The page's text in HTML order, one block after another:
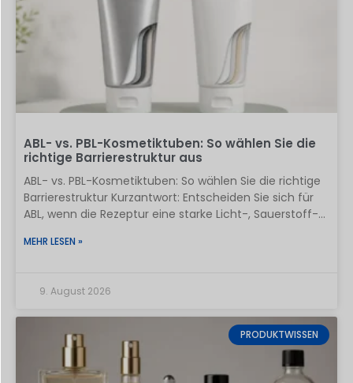
ABL- vs. PBL-Kosmetiktuben: So wählen Sie die
richtige Barrierestruktur aus
ABL- vs. PBL-Kosmetiktuben: So wählen Sie die richtige
Barrierestruktur Kurzantwort: Entscheiden Sie sich für
ABL, wenn die Rezeptur eine starke Licht-, Sauerstoff-
Metallschicht akzeptabel ist. Entscheiden Sie sich für
Struktur benötigt, die besser in den PE-
Recyclingkreislauf integriert werden kann. Keines der
beiden Materialien sollte allein anhand eines
Datenblatts zugelassen werden: Die befüllte Tube, der
Tubenschulterbereich, der Verschluss, die Dekoration
und die Endversiegelung müssen gemeinsam
MEHR LESEN »
9. August 2026
PRODUKTWISSEN